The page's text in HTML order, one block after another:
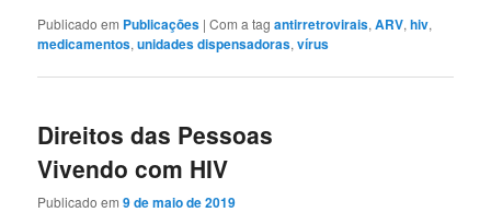
Publicado em Publicações |Com a tagantirretrovirais,ARV,hiv,
medicamentos,unidades dispensadoras,vírus
Direitos das Pessoas
Vivendo com HIV
Publicado em9 de maio de 2019